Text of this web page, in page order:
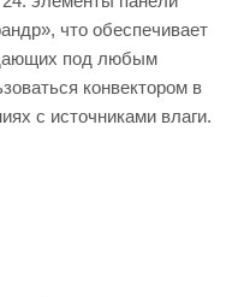
что обеспечивает
под любым
конвектором в
с источниками влаги.